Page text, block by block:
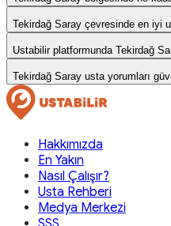
Tekirdağ Saray çevresinde en iyi
Ustabilir platformunda Tekirdağ
Tekirdağ Saray usta yorumları
Hakkımızda
En Yakın
Nasıl Çalışır?
Usta Rehberi
Medya Merkezi